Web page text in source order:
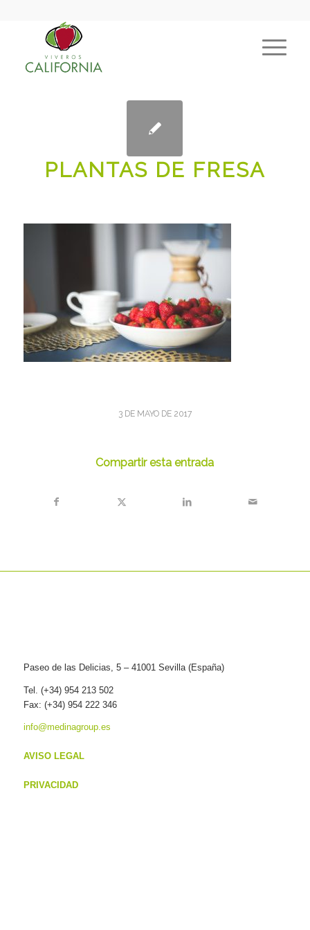
PLANTAS DE FRESA
3 DE MAYO DE 2017
Compartir esta entrada
Paseo de las Delicias, 5 – 41001 Sevilla (España)
Tel. (+34) 954 213 502
Fax: (+34) 954 222 346
info@medinagroup.es
AVISO LEGAL
PRIVACIDAD